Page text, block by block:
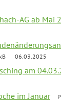
AG ab Mai
06.03.2025
am
im Januar